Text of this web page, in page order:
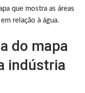
que mostra as áreas
relação à água.
do mapa
indústria